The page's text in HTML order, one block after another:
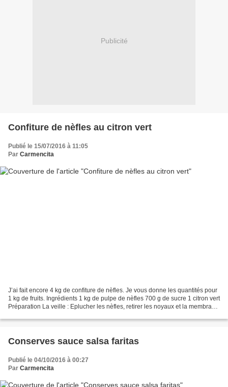
Publicité
Confiture de nèfles au citron vert
Publié le 15/07/2016 à 11:05
Par Carmencita
J’ai fait encore 4 kg de confiture de nèfles. Je vous donne les quantités pour
1 kg de fruits. Ingrédients 1 kg de pulpe de nèfles 700 g de sucre 1 citron vert
Préparation La veille : Eplucher les nèfles, retirer les noyaux et la membrane
Conserves sauce salsa faritas
Publié le 04/10/2016 à 00:27
Par Carmencita